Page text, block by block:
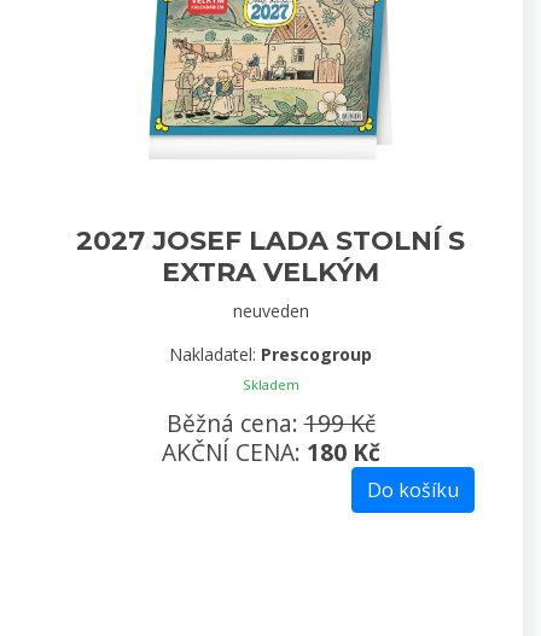
2027 JOSEF LADA STOLNÍ S
EXTRA VELKÝM
KALENDÁRIEM
neuveden
Nakladatel: Prescogroup
Skladem
Běžná cena:199 Kč
AKČNÍ CENA: 180 Kč
Do košíku